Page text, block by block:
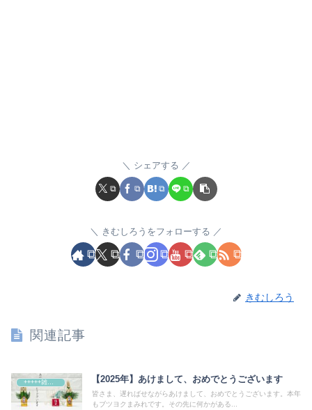
シェアする
きむしろうをフォローする
きむしろう
関連記事
+++++雑記+++++ 【2025年】あけまして、おめでとうございます
皆さま、遅ればせながらあけまして、おめでとうございます。本年
もブツヨクまみれです。その先に何かがある...